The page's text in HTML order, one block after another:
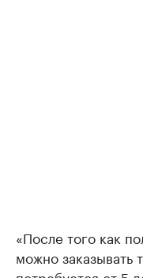
«После того как
можно заказывать